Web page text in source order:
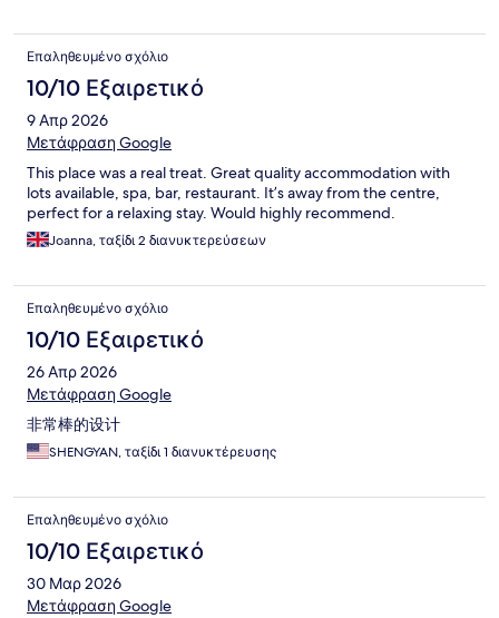
Επαληθευμένο σχόλιο
10/10 Εξαιρετικό
9 Απρ 2026
Μετάφραση Google
This place was a real treat. Great quality accommodation with
lots available, spa, bar, restaurant. It’s away from the centre,
perfect for a relaxing stay. Would highly recommend.
Joanna, ταξίδι 2 διανυκτερεύσεων
Επαληθευμένο σχόλιο
10/10 Εξαιρετικό
26 Απρ 2026
Μετάφραση Google
非常棒的设计
SHENGYAN, ταξίδι 1 διανυκτέρευσης
Επαληθευμένο σχόλιο
10/10 Εξαιρετικό
30 Μαρ 2026
Μετάφραση Google